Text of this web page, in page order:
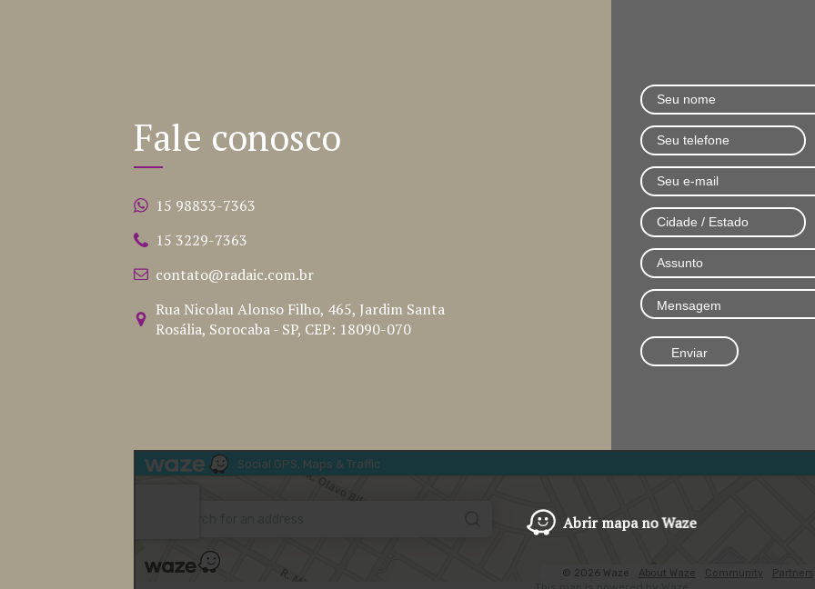
Fale conosco
15 98833-7363
15 3229-7363
contato@radaic.com.br
Rua Nicolau Alonso Filho, 465, Jardim Santa
Rosália, Sorocaba - SP, CEP: 18090-070
Abrir mapa no Waze